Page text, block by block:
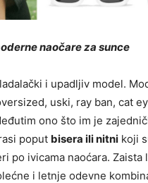
naočare za sunce
i upadljiv model.
uski, ray ban, cat
ono što im je
poput bisera ili nitni koji
po ivicama naoćara.
i letnje odevne